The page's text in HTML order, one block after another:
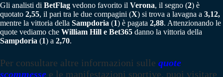
Gli analisti di BetFlag vedono favorito il Verona, il segno (2) è
quotato 2,55, il pari tra le due compagini (X) si trova a lavagna a 3,12,
mentre la vittoria della Sampdoria (1) è pagata 2,88. Attenzionando le
quote vediamo che William Hill e Bet365 danno la vittoria della
Sampdoria (1) a 2,70.
Per consultare altre informazioni sulle quote
scommesse e le manifestazioni sportive, puoi visitare